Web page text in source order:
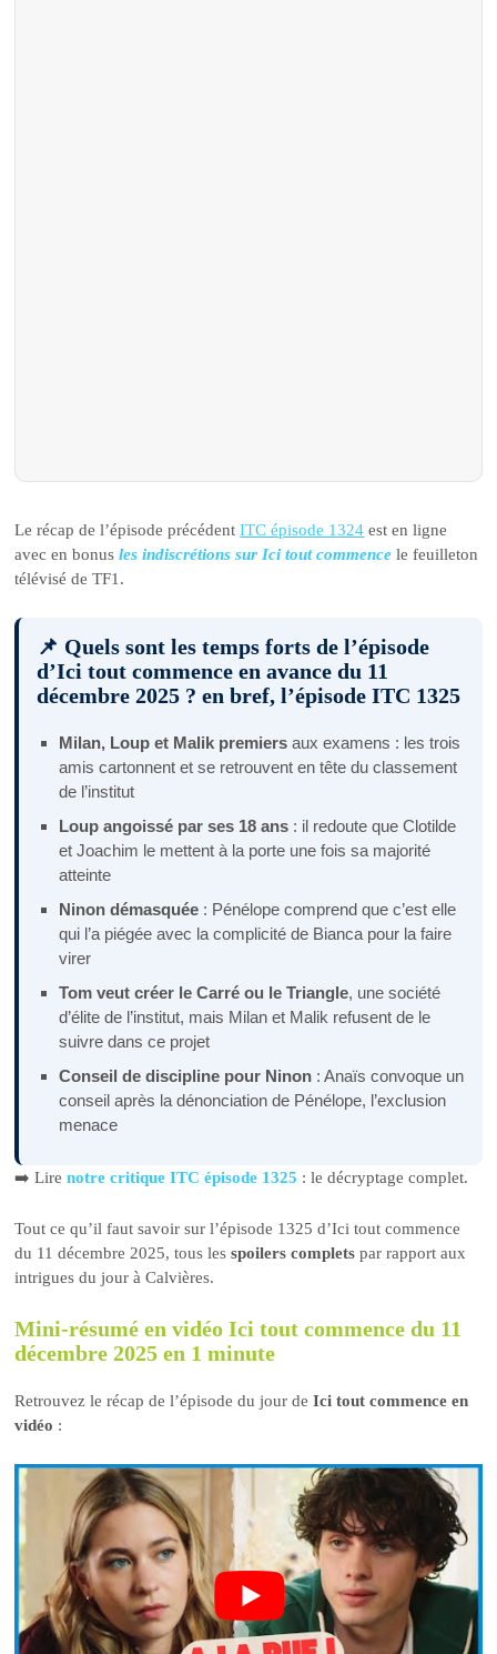
Le récap de l’épisode précédentITC épisode 1324 est en ligne
avec en bonusles indiscrétions sur Ici tout commence le feuilleton
télévisé de TF1.
📌 Quels sont les temps forts de l’épisode
d’Ici tout commence en avance du 11
décembre 2025 ? en bref, l’épisode ITC 1325
Milan, Loup et Malik premiers aux examens : les trois
amis cartonnent et se retrouvent en tête du classement
de l’institut
Loup angoissé par ses 18 ans : il redoute que Clotilde
et Joachim le mettent à la porte une fois sa majorité
atteinte
Ninon démasquée : Pénélope comprend que c’est elle
qui l’a piégée avec la complicité de Bianca pour la faire
virer
Tom veut créer le Carré ou le Triangle, une société
d’élite de l’institut, mais Milan et Malik refusent de le
suivre dans ce projet
Conseil de discipline pour Ninon : Anaïs convoque un
conseil après la dénonciation de Pénélope, l’exclusion
menace
➡️ Lirenotre critique ITC épisode 1325 : le décryptage complet.
Tout ce qu’il faut savoir sur l’épisode 1325 d’Ici tout commence
du 11 décembre 2025, tous lesspoilers complets par rapport aux
intrigues du jour à Calvières.
Mini-résumé en vidéo Ici tout commence du 11
décembre 2025 en 1 minute
Retrouvez le récap de l’épisode du jour deIci tout commence en
vidéo :